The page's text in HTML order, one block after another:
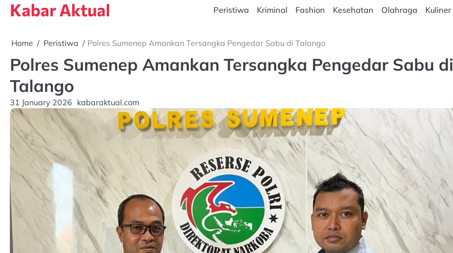
SkipKabar Aktual Peristiwa Kriminal Fashion Kesehatan Olahraga Kuliner
Home Peristiwa Polres Sumenep Amankan Tersangka Pengedar Sabu di Talango
Polres Sumenep Amankan Tersangka Pengedar Sabu di
Talango
31 January 2026 kabaraktual.com